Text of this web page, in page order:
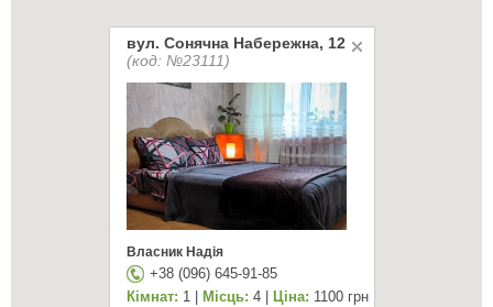
вул. Сонячна Набережна, 12
(код: №23111)
Власник Надія
+38 (096) 645-91-85
Кімнат: 1 | Місць: 4 | Ціна: 1100 грн